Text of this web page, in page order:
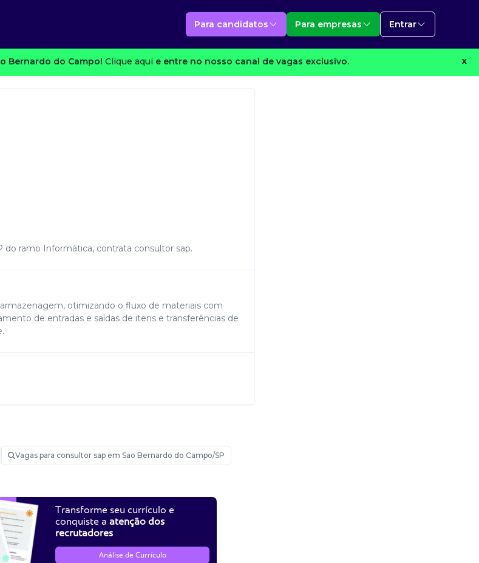
Para candidatos Para empresas Entrar
Bernardo do Campo! Clique aqui e entre no nosso canal de vagas exclusivo. X
do ramo Informática, contrata consultor sap.
otimizando o fluxo de materiais com
de entradas e saídas de itens e transferências de
Vagas para consultor sap em Sao Bernardo do Campo/SP
Transforme seu currículo e
conquiste a atenção dos
recrutadores
Análise de Currículo